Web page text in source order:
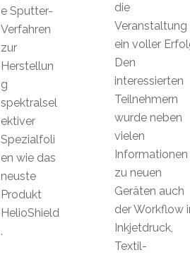
die
Veranstaltung
ein voller
Den
interessierten
Teilnehmern
wurde neben
vielen
Informationen
zu neuen
Geräten auch
der Workflow
Inkjetdruck,
Textil-
e Sputter-
Verfahren
zur
Herstellun
g
spektralsel
ektiver
Spezialfoli
en wie das
neuste
Produkt
HelioShield
.